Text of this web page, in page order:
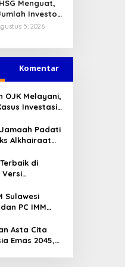
Keuangan
Terjaga
Menguat,
Investor
Modal
5, 2026
Komentar
OJK Melayani,
Investasi
Peran
Penting
Padati
Alkhairaat
dan Daerah
di
Versi
Sulawesi
PC IMM
Kapolresta
Asta Cita
Emas 2045,